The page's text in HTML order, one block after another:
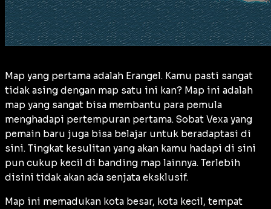
Map yang pertama adalah Erangel. Kamu pasti sangat
tidak asing dengan map satu ini kan? Map ini adalah
map yang sangat bisa membantu para pemula
menghadapi pertempuran pertama. Sobat Vexa yang
pemain baru juga bisa belajar untuk beradaptasi di
sini. Tingkat kesulitan yang akan kamu hadapi di sini
pun cukup kecil di banding map lainnya. Terlebih
disini tidak akan ada senjata eksklusif.
Map ini memadukan kota besar, kota kecil, tempat